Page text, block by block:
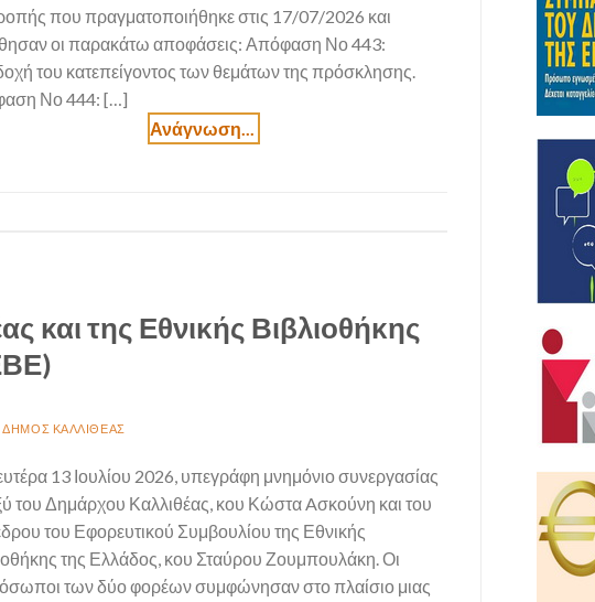
που πραγματοποιήθηκε στις 17/07/2026 και
οι παρακάτω αποφάσεις: Απόφαση Νο 443:
του κατεπείγοντος των θεμάτων της πρόσκλησης.
Νο 444: […]
και της Εθνικής Βιβλιοθήκης
ΔΉΜΟΣ ΚΑΛΛΙΘΈΑΣ
13 Ιουλίου 2026, υπεγράφη μνημόνιο συνεργασίας
του Δημάρχου Καλλιθέας, κου Κώστα Aσκούνη και του
του Εφορευτικού Συμβουλίου της Εθνικής
της Ελλάδος, κου Σταύρου Ζουμπουλάκη. Οι
των δύο φορέων συμφώνησαν στο πλαίσιο μιας